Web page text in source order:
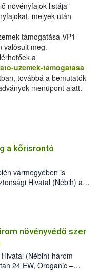
növényfajok listája”
melyek után
támogatása VP1-
valósult meg.
a
uzemek-tamogatasa
továbbá a bemutatók
menüpont alatt.
a kőrisrontó
vármegyében is
Hivatal (Nébih) a
jelenlétét. A
meg, de már fertőzött
a szlovák
megállítása érdekében.
növényvédő szer
(Nébih) három
24 EW, Oroganic –